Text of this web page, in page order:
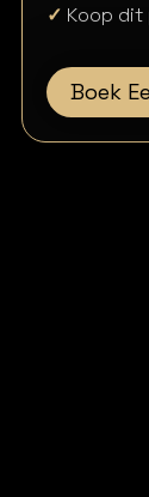
✓ Koop dit
Boek